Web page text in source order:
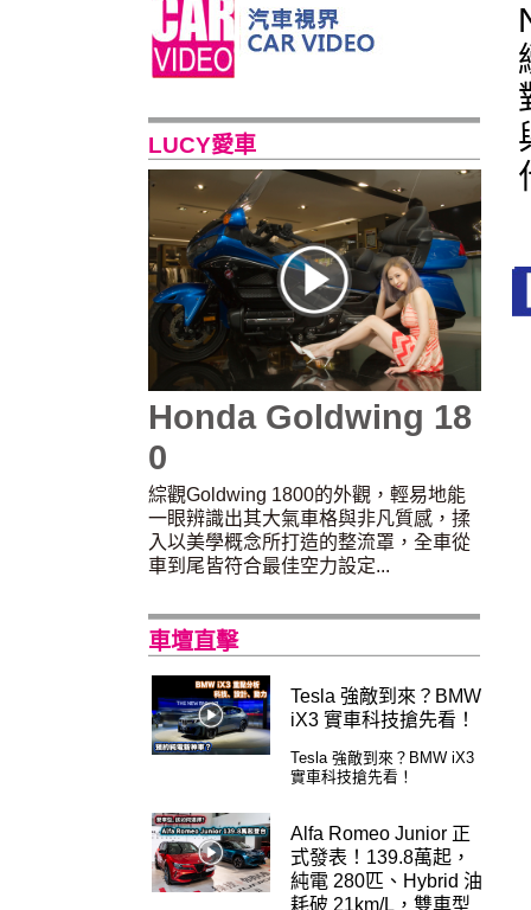
LUCY愛車
Honda Goldwing 18
0
綜觀Goldwing 1800的外觀，輕易地能
一眼辨識出其大氣車格與非凡質感，揉
入以美學概念所打造的整流罩，全車從
車到尾皆符合最佳空力設定...
車壇直擊
Tesla 強敵到來？BMW
iX3 實車科技搶先看！
Tesla 強敵到來？BMW iX3
實車科技搶先看！
Alfa Romeo Junior 正
式發表！139.8萬起，
純電 280匹、Hybrid 油
耗破 21km/L，雙車型